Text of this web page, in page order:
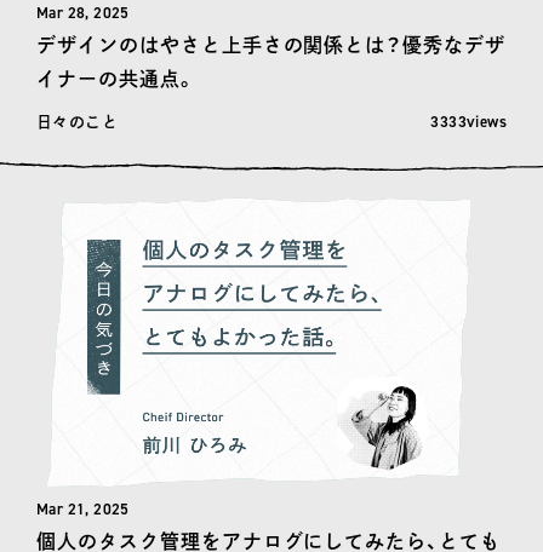
Mar 28, 2025
デザインのはやさと上手さの関係とは？優秀なデザ
イナーの共通点。
日々のこと 閲覧数: 3333
3333views
Mar 21, 2025
個人のタスク管理をアナログにしてみたら、とても